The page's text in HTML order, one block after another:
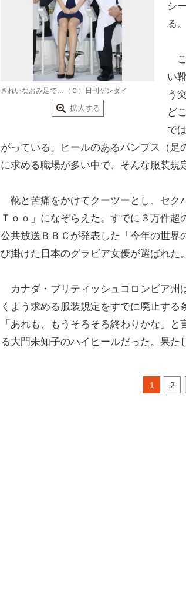
きれいなおみ足で…（Ｃ）日刊ゲンダイ
拡大する
シ
る
こ
い
う
ど
で
がっている。ヒールのあるパンプス（足
に求める職場が多い中で、そんな服装規
靴と苦痛をかけてクーツーとし、セク
Ｔｏｏ」になぞらえた。すでに３万件
公共放送ＢＢＣが発表した「今年の世
び掛けた日本のグラビア女優が選ばれた。
カナダ・ブリティッシュコロンビア州
くよう求める服装規定をすでに廃止する
「あれも、もうそろそろ終わりかな」
る大門未知子のハイヒールだった。果
1 2